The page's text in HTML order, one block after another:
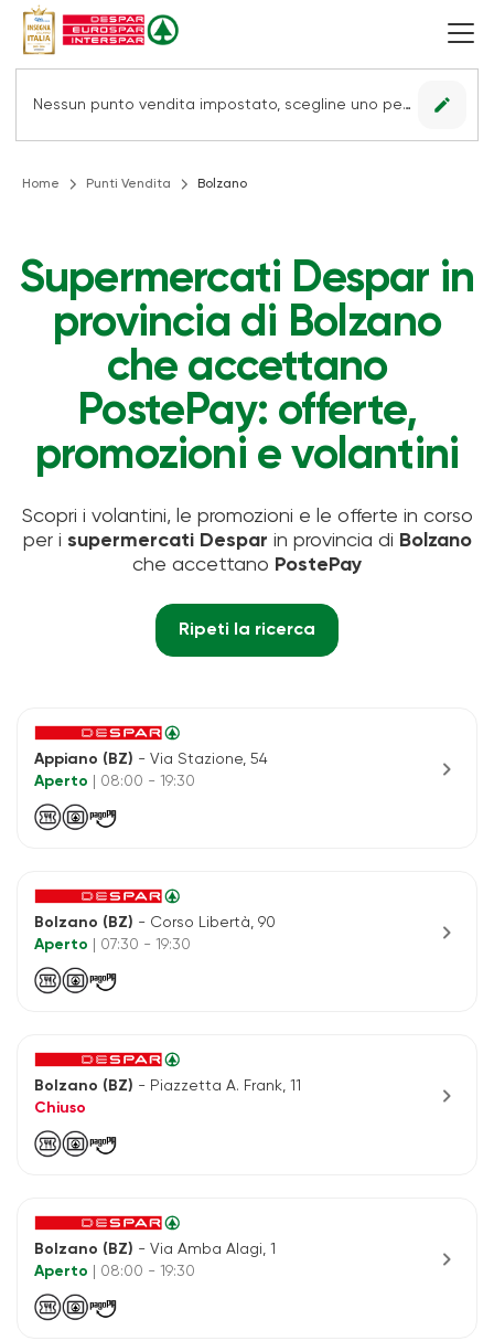
Nessun punto vendita impostato, scegline uno per vedere le offerte. edit
Home Punti Vendita Bolzano
Supermercati Despar in
provincia di Bolzano
che accettano
PostePay: offerte,
promozioni e volantini
Scopri i volantini, le promozioni e le offerte in corso
per i supermercati Despar in provincia di Bolzano
che accettano PostePay
Ripeti la ricerca
Appiano (BZ) - Via Stazione, 54
Aperto
| 08:00 - 19:30 chevron_right
Bolzano (BZ) - Corso Libertà, 90
Aperto
| 07:30 - 19:30 chevron_right
Bolzano (BZ) - Piazzetta A. Frank, 11
Chiuso
chevron_right
Bolzano (BZ) - Via Amba Alagi, 1
Aperto
| 08:00 - 19:30 chevron_right